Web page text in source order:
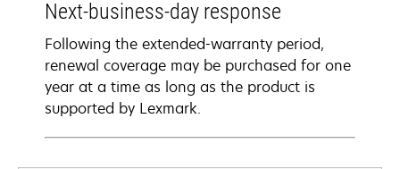
Next-business-day response
Following the extended-warranty period,
renewal coverage may be purchased for one
year at a time as long as the product is
supported by Lexmark.